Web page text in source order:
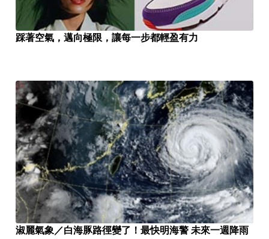
踩著空氣，邁向極限，讓每一步都輕盈有力
淑麗氣象／白海豚路徑變了！最快明海警 未來一週降雨